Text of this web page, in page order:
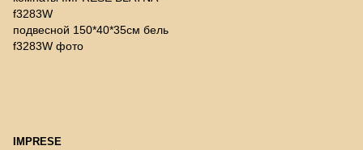
IMPRESE